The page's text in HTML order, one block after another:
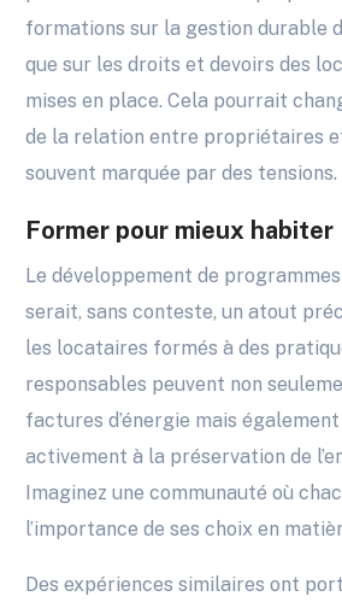
formations sur la gestion durable
que sur les droits et devoirs des
mises en place. Cela pourrait
de la relation entre propriétaires
souvent marquée par des tensions.
Former pour mieux habiter
Le développement de
serait, sans conteste, un atout
les locataires formés à des
responsables peuvent non
factures d’énergie mais
activement à la préservation de
Imaginez une communauté où
l’importance de ses choix en
Des expériences similaires ont